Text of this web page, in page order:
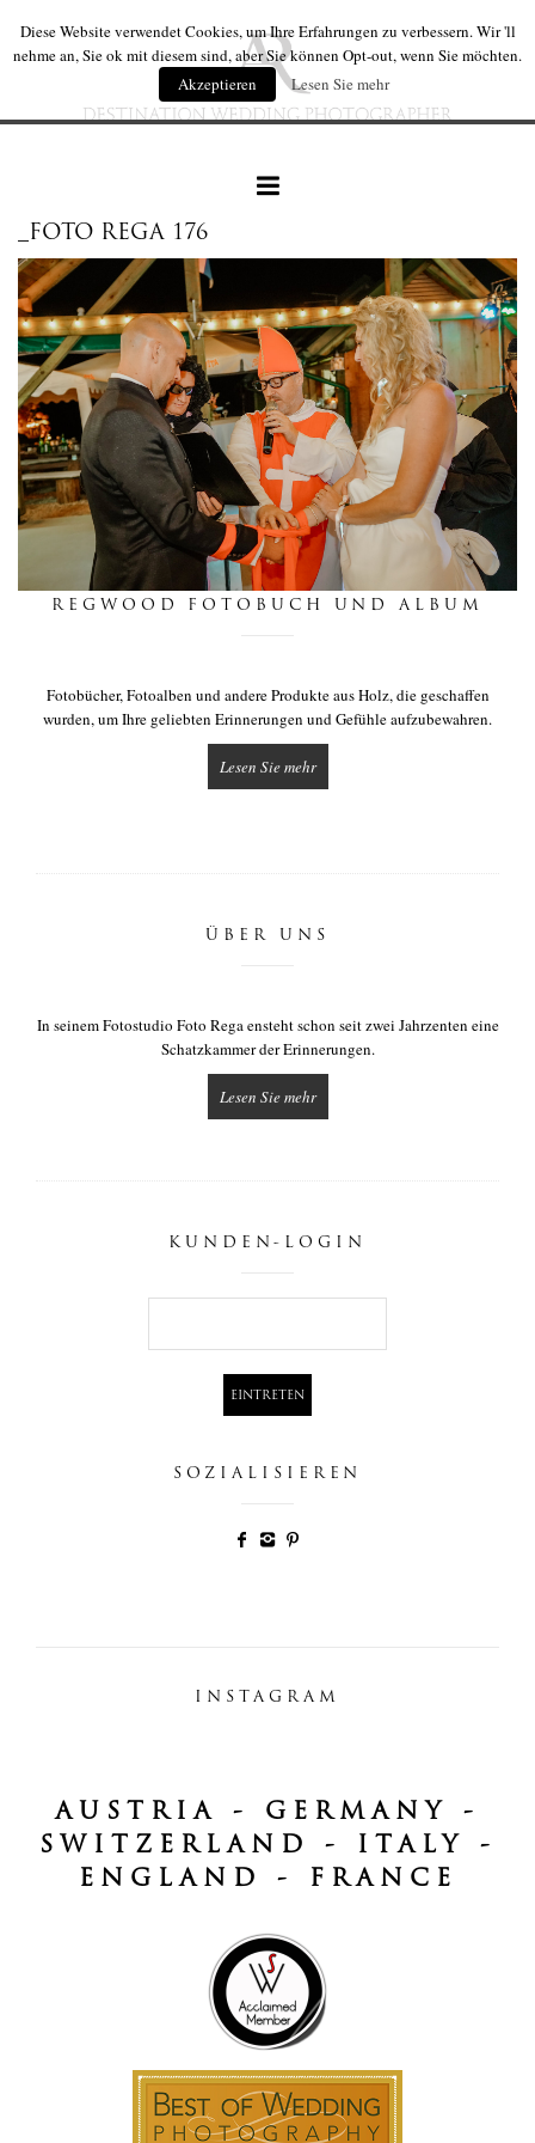
hochzeit produkte
wir
nachrichten
_FOTO REGA 176
REGWOOD FOTOBUCH UND ALBUM
Fotobücher, Fotoalben und andere Produkte aus Holz, die geschaffen
wurden, um Ihre geliebten Erinnerungen und Gefühle aufzubewahren.
Lesen Sie mehr
ÜBER UNS
In seinem Fotostudio Foto Rega ensteht schon seit zwei Jahrzenten eine
Schatzkammer der Erinnerungen.
Lesen Sie mehr
KUNDEN-LOGIN
SOZIALISIEREN
INSTAGRAM
AUSTRIA - GERMANY -
SWITZERLAND - ITALY -
ENGLAND - FRANCE
Diese Website verwendet Cookies, um Ihre Erfahrungen zu verbessern. Wir 'll
nehme an, Sie ok mit diesem sind, aber Sie können Opt-out, wenn Sie möchten.
Akzeptieren
Lesen Sie mehr